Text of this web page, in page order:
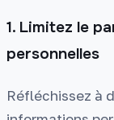
1. Limitez le
personnelles
Réfléchissez à